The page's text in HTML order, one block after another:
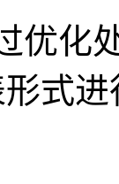
优化
式